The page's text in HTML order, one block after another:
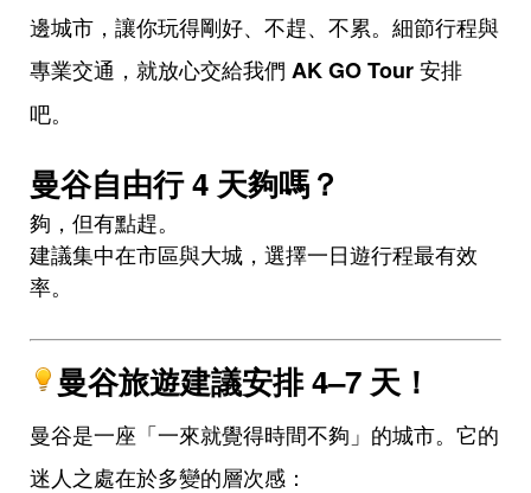
邊城市，讓你玩得剛好、不趕、不累。細節行程與
專業交通，就放心交給我們 AK GO Tour安排
吧。
曼谷自由行 4 天夠嗎？
夠，但有點趕。
建議集中在市區與大城，選擇一日遊行程最有效
率。
曼谷旅遊建議安排 4–7 天！
曼谷是一座「一來就覺得時間不夠」的城市。它的
迷人之處在於多變的層次感：